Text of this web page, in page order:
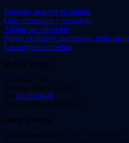
Películas para ver en familia
Cine refrescante y veraniego
Adopta un videoclub
Sorteo exclusivo suscriptores tarifa plana
Las mejores comedias
Video Instan
Viladomat, 239
Barcelona 08029. España.
Tel: 93 453 00 00
Email: info@videoinstan.net
Horario tienda
Lunes a jueves: 10:30-14:00 / 17:00-20:00